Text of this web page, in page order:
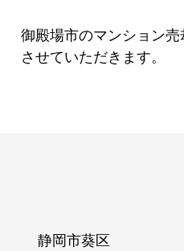
御殿場市のマンション
させていただきます。
静岡市葵区